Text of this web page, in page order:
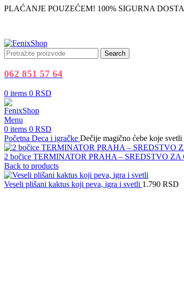
PLAĆANJE POUZEĆEM! 100% SIGURNA
Search
062 851 57 64
0 items 0 RSD
Menu
0 items 0 RSD
Početna Deca i igračke Dečije magično ćebe koje svetli
2 bočice TERMINATOR PRAHA – SREDSTVO
Back to products
Veseli plišani kaktus koji peva, igra i svetli 1.790 RSD